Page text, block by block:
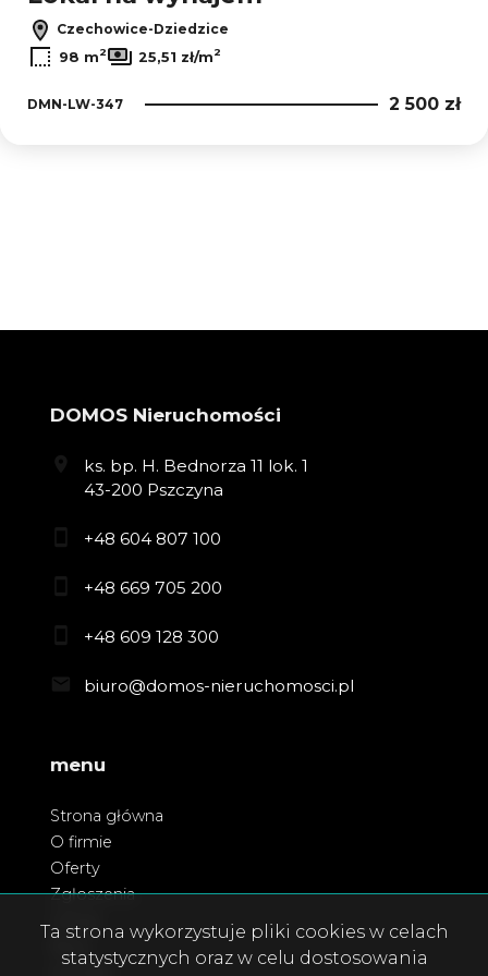
Czechowice-Dziedzice
98 m2 25,51 zł/m2
DMN-LW-347 2 500 zł
DOMOS Nieruchomości
ks. bp. H. Bednorza 11 lok. 1
43-200 Pszczyna
+48 604 807 100
+48 669 705 200
+48 609 128 300
biuro@domos-nieruchomosci.pl
menu
Strona główna
O firmie
Oferty
Zgłoszenia
Ta strona wykorzystuje pliki cookies w celach
statystycznych oraz w celu dostosowania